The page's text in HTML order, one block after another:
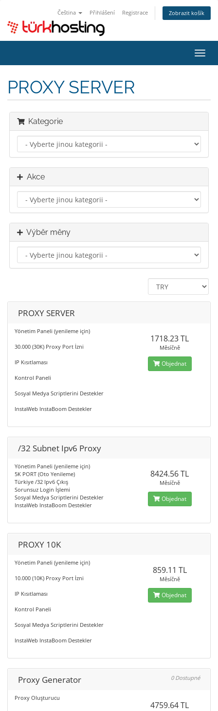
Čeština Přihlášení Registrace Zobrazit košík
PROXY SERVER
Kategorie
Akce
Výběr měny
PROXY SERVER
Yönetim Paneli (yenileme için)
30.000 (30K) Proxy Port İzni
IP Kısıtlaması
Kontrol Paneli
Sosyal Medya Scriptlerini Destekler
InstaWeb InstaBoom Destekler
1718.23 TL
Měsíčně
Objednat
/32 Subnet Ipv6 Proxy
Yönetim Paneli (yenileme için)
5K PORT (Oto Yenileme)
Türkiye /32 Ipv6 Çıkış
Sorunsuz Login İşlemi
Sosyal Medya Scriptlerini Destekler
InstaWeb InstaBoom Destekler
8424.56 TL
Měsíčně
Objednat
PROXY 10K
Yönetim Paneli (yenileme için)
10.000 (10K) Proxy Port İzni
IP Kısıtlaması
Kontrol Paneli
Sosyal Medya Scriptlerini Destekler
InstaWeb InstaBoom Destekler
859.11 TL
Měsíčně
Objednat
Proxy Generator 0 Dostupné
Proxy Oluşturucu
4759.64 TL